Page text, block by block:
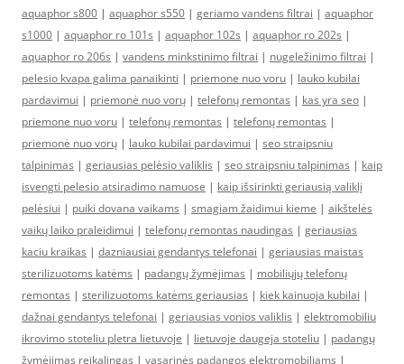
aquaphor s800 | aquaphor s550 | geriamo vandens filtrai | aquaphor
s1000 | aquaphor ro 101s | aquaphor 102s | aquaphor ro 202s |
aquaphor ro 206s | vandens minkstinimo filtrai | nugeležinimo filtrai |
pelesio kvapa galima panaikinti | priemone nuo voru | lauko kubilai
pardavimui | priemonė nuo vorų | telefonų remontas | kas yra seo |
priemone nuo voru | telefonų remontas | telefonų remontas |
priemonė nuo vorų | lauko kubilai pardavimui | seo straipsniu
talpinimas | geriausias pelėsio valiklis | seo straipsniu talpinimas | kaip
isvengti pelesio atsiradimo namuose | kaip išsirinkti geriausią valiklį
pelėsiui | puiki dovana vaikams | smagiam žaidimui kieme | aikštelės
vaikų laiko praleidimui | telefonų remontas naudingas | geriausias
kaciu kraikas | dazniausiai gendantys telefonai | geriausias maistas
sterilizuotoms katėms | padangų žymėjimas | mobiliųjų telefonų
remontas | sterilizuotoms katėms geriausias | kiek kainuoja kubilai |
dažnai gendantys telefonai | geriausias vonios valiklis | elektromobiliu
ikrovimo stoteliu pletra lietuvoje | lietuvoje daugeja stoteliu | padangų
žymėjimas reikalingas | vasarinės padangos elektromobiliams |